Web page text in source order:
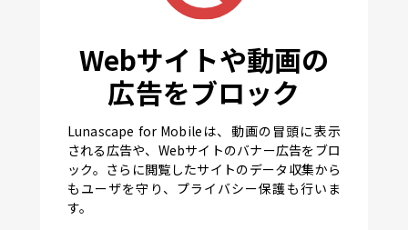
Webサイトや動画の
広告をブロック
Lunascape for Mobileは、動画の冒頭に表示
される広告や、Webサイトのバナー広告をブロ
ック。さらに閲覧したサイトのデータ収集から
もユーザを守り、プライバシー保護も行いま
す。